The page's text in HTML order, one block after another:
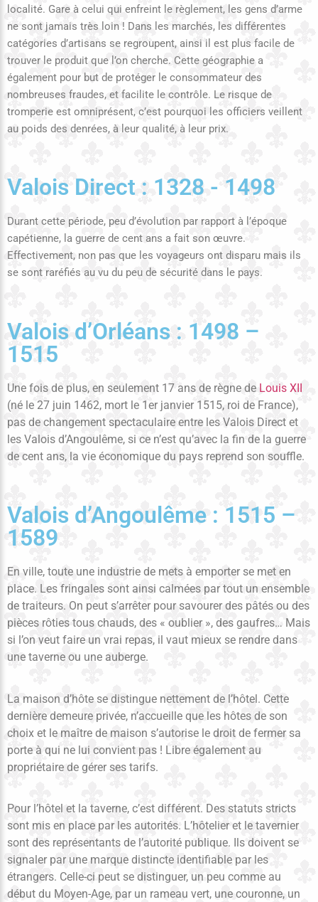
localité. Gare à celui qui enfreint le règlement, les gens d’arme
ne sont jamais très loin ! Dans les marchés, les différentes
catégories d’artisans se regroupent, ainsi il est plus facile de
trouver le produit que l’on cherche. Cette géographie a
également pour but de protéger le consommateur des
nombreuses fraudes, et facilite le contrôle. Le risque de
tromperie est omniprésent, c’est pourquoi les officiers veillent
au poids des denrées, à leur qualité, à leur prix.
Valois Direct : 1328 - 1498
Durant cette période, peu d’évolution par rapport à l’époque
capétienne, la guerre de cent ans a fait son œuvre.
Effectivement, non pas que les voyageurs ont disparu mais ils
se sont raréfiés au vu du peu de sécurité dans le pays.
Valois d’Orléans : 1498 –
1515
Une fois de plus, en seulement 17 ans de règne de Louis XII
(né le 27 juin 1462, mort le 1er janvier 1515, roi de France),
pas de changement spectaculaire entre les Valois Direct et
les Valois d’Angoulême, si ce n’est qu’avec la fin de la guerre
de cent ans, la vie économique du pays reprend son souffle.
Valois d’Angoulême : 1515 –
1589
En ville, toute une industrie de mets à emporter se met en
place. Les fringales sont ainsi calmées par tout un ensemble
de traiteurs. On peut s’arrêter pour savourer des pâtés ou des
pièces rôties tous chauds, des « oublier », des gaufres… Mais
si l’on veut faire un vrai repas, il vaut mieux se rendre dans
une taverne ou une auberge.
La maison d’hôte se distingue nettement de l’hôtel. Cette
dernière demeure privée, n’accueille que les hôtes de son
choix et le maître de maison s’autorise le droit de fermer sa
porte à qui ne lui convient pas ! Libre également au
propriétaire de gérer ses tarifs.
Pour l’hôtel et la taverne, c’est différent. Des statuts stricts
sont mis en place par les autorités. L’hôtelier et le tavernier
sont des représentants de l’autorité publique. Ils doivent se
signaler par une marque distincte identifiable par les
étrangers. Celle-ci peut se distinguer, un peu comme au
début du Moyen-Age, par un rameau vert, une couronne, un